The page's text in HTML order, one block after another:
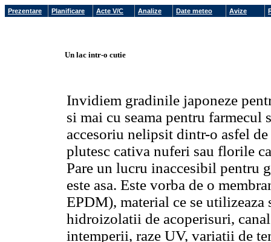
Prezentare Planificare Acte V/C Analize Date meteo Avize
Un lac intr-o cutie
Invidiem gradinile japoneze
si mai cu seama pentru farmecul
accesoriu nelipsit dintr-o asfel
plutesc cativa nuferi sau florile
Pare un lucru inaccesibil pentru
este asa. Este vorba de o
EPDM), material ce se utilizeaza
hidroizolatii de acoperisuri,
intemperii, raze UV, variatii de